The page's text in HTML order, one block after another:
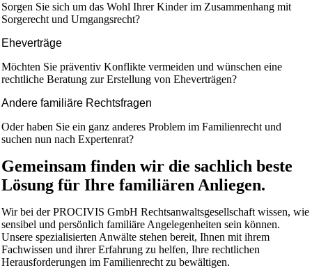
Sorgen Sie sich um das Wohl Ihrer Kinder im Zusammenhang mit
Sorgerecht und Umgangsrecht?
Eheverträge
Möchten Sie präventiv Konflikte vermeiden und wünschen eine
rechtliche Beratung zur Erstellung von Eheverträgen?
Andere familiäre Rechtsfragen
Oder haben Sie ein ganz anderes Problem im Familienrecht und
suchen nun nach Expertenrat?
Gemeinsam finden wir die sachlich beste
Lösung für Ihre familiären Anliegen.
Wir bei der PROCIVIS GmbH Rechtsanwaltsgesellschaft wissen, wie
sensibel und persönlich familiäre Angelegenheiten sein können.
Unsere spezialisierten Anwälte stehen bereit, Ihnen mit ihrem
Fachwissen und ihrer Erfahrung zu helfen, Ihre rechtlichen
Herausforderungen im Familienrecht zu bewältigen.